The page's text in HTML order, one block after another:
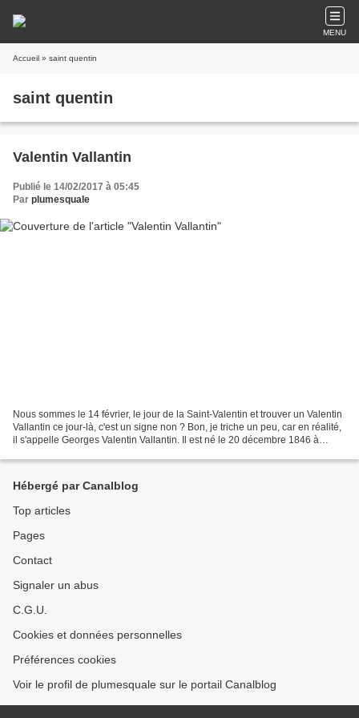
MENU
Accueil » saint quentin
saint quentin
Valentin Vallantin
Publié le 14/02/2017 à 05:45
Par plumesquale
Nous sommes le 14 février, le jour de la Saint-Valentin et trouver un Valentin
Vallantin ce jour-là, c'est un signe non ? Bon, je triche un peu, car en réalité,
il s'appelle Georges Valentin Vallantin. Il est né le 20 décembre 1846 à
Hébergé par Canalblog
Top articles
Pages
Contact
Signaler un abus
C.G.U.
Cookies et données personnelles
Préférences cookies
Voir le profil de plumesquale sur le portail Canalblog